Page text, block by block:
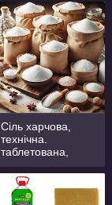
Сіль харчова,
технічна.
таблетована,